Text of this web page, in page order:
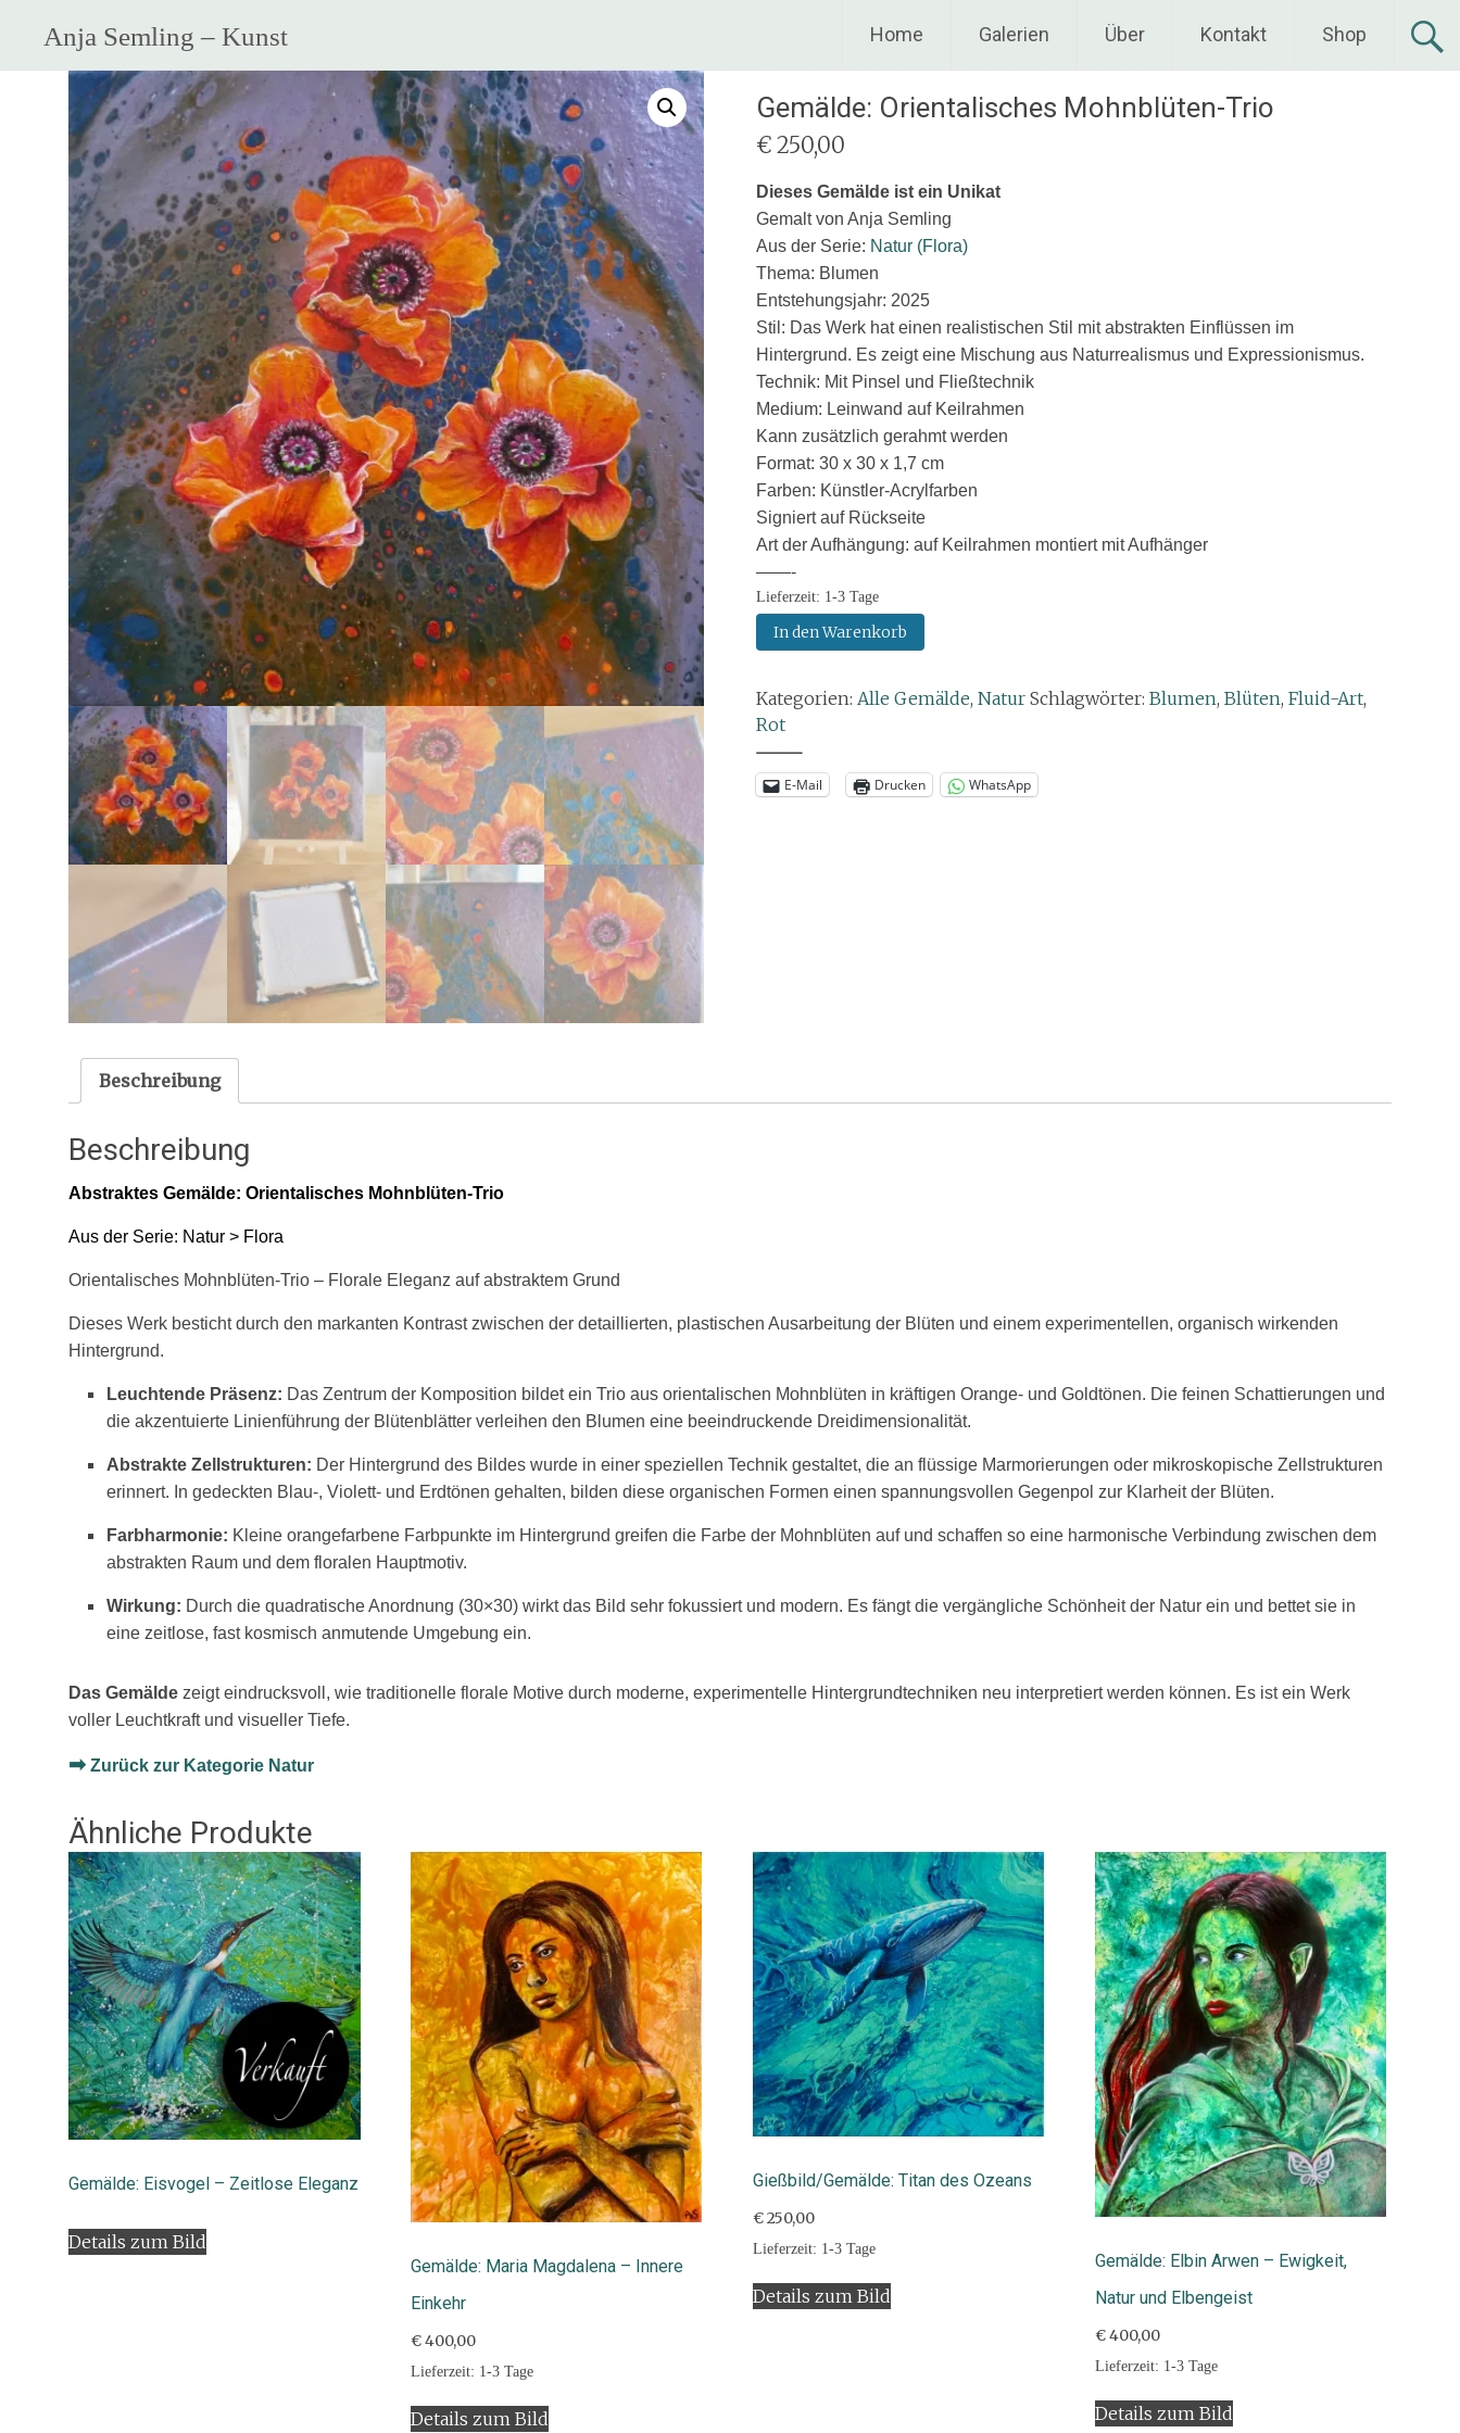
springen
Anja Semling – Kunst Home Galerien Über Kontakt Shop
Gemälde: Orientalisches Mohnblüten-Trio
€ 250,00
Dieses Gemälde ist ein Unikat
Gemalt von Anja Semling
Aus der Serie: Natur (Flora)
Thema: Blumen
Entstehungsjahr: 2025
Stil: Das Werk hat einen realistischen Stil mit abstrakten Einflüssen im
Hintergrund. Es zeigt eine Mischung aus Naturrealismus und Expressionismus.
Technik: Mit Pinsel und Fließtechnik
Medium: Leinwand auf Keilrahmen
Kann zusätzlich gerahmt werden
Format: 30 x 30 x 1,7 cm
Farben: Künstler-Acrylfarben
Signiert auf Rückseite
Art der Aufhängung: auf Keilrahmen montiert mit Aufhänger
——-
Lieferzeit: 1-3 Tage
Gemälde:
Orientalisches
Trio
Menge
In den Warenkorb
Kategorien:Alle Gemälde,Natur Schlagwörter:Blumen,Blüten,Fluid-Art,
Rot
--------------
E-Mail Drucken WhatsApp
Beschreibung
Beschreibung
Abstraktes Gemälde: Orientalisches Mohnblüten-Trio
Aus der Serie: Natur > Flora
Orientalisches Mohnblüten-Trio – Florale Eleganz auf abstraktem Grund
Dieses Werk besticht durch den markanten Kontrast zwischen der detaillierten, plastischen Ausarbeitung der Blüten und einem experimentellen, organisch wirkenden
Hintergrund.
Leuchtende Präsenz: Das Zentrum der Komposition bildet ein Trio aus orientalischen Mohnblüten in kräftigen Orange- und Goldtönen. Die feinen Schattierungen und
die akzentuierte Linienführung der Blütenblätter verleihen den Blumen eine beeindruckende Dreidimensionalität.
Abstrakte Zellstrukturen: Der Hintergrund des Bildes wurde in einer speziellen Technik gestaltet, die an flüssige Marmorierungen oder mikroskopische Zellstrukturen
erinnert. In gedeckten Blau-, Violett- und Erdtönen gehalten, bilden diese organischen Formen einen spannungsvollen Gegenpol zur Klarheit der Blüten.
Farbharmonie: Kleine orangefarbene Farbpunkte im Hintergrund greifen die Farbe der Mohnblüten auf und schaffen so eine harmonische Verbindung zwischen dem
abstrakten Raum und dem floralen Hauptmotiv.
Wirkung: Durch die quadratische Anordnung (30×30) wirkt das Bild sehr fokussiert und modern. Es fängt die vergängliche Schönheit der Natur ein und bettet sie in
eine zeitlose, fast kosmisch anmutende Umgebung ein.
Das Gemälde zeigt eindrucksvoll, wie traditionelle florale Motive durch moderne, experimentelle Hintergrundtechniken neu interpretiert werden können. Es ist ein Werk
voller Leuchtkraft und visueller Tiefe.
➡ Zurück zur Kategorie Natur
Ähnliche Produkte
Gemälde: Eisvogel – Zeitlose Eleganz
Details zum Bild
Gemälde: Maria Magdalena – Innere
Einkehr
€400,00
Lieferzeit: 1-3 Tage
Details zum Bild
Gießbild/Gemälde: Titan des Ozeans
€250,00
Lieferzeit: 1-3 Tage
Details zum Bild
Gemälde: Elbin Arwen – Ewigkeit,
Natur und Elbengeist
€400,00
Lieferzeit: 1-3 Tage
Details zum Bild